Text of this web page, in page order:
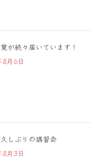
が続々届いています！
月6日
しぶりの講習会
月3日